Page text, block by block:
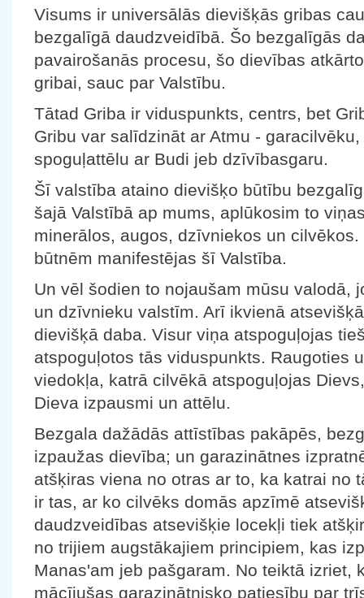
Visums ir universālās dievišķās gribas
bezgalīgā daudzveidībā. Šo bezgalīgās
pavairošanās procesu, šo dievības
gribai, sauc par Valstību.
Tātad Griba ir viduspunkts, centrs, bet
Gribu var salīdzināt ar Atmu -
spoguļattēlu ar Budi jeb dzīvībasgaru.
Šī valstība ataino dievišķo būtību
šajā Valstībā ap mums, aplūkosim to
minerālos, augos, dzīvniekos un
būtnēm manifestējas šī Valstība.
Un vēl šodien to nojaušam mūsu valodā,
un dzīvnieku valstīm. Arī ikvienā
dievišķā daba. Visur viņa atspoguļojas
atspoguļotos tās viduspunkts. Raugoties
viedokļa, katrā cilvēkā atspoguļojas
Dieva izpausmi un attēlu.
Bezgala dažādās attīstības pakāpēs,
izpaužas dievība; un garazinātnes
atšķiras viena no otras ar to, ka katrai no
ir tas, ar ko cilvēks domās apzīmē
daudzveidības atsevišķie locekļi tiek
no trijiem augstākajiem principiem, kas
Manas'am jeb pašgaram. No teiktā izriet,
mācījušas garazinātnisko patiesību par